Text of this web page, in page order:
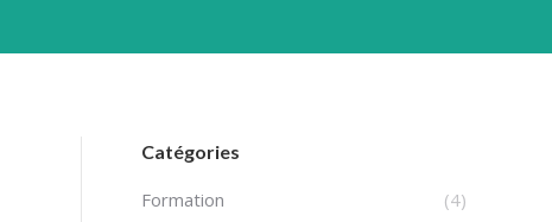
Catégories
Formation
(4)